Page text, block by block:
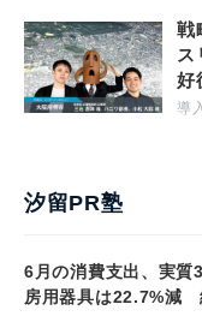
戦
ス
好
導
汐留PR塾
6月の消費支出、実
房用器具は22.7%減